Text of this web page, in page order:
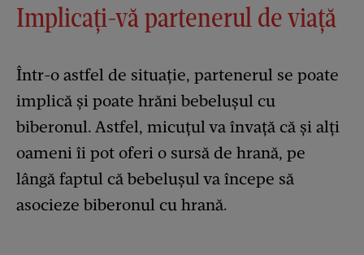
Implicați-vă partenerul de viață
Într-o astfel de situație, partenerul se poate
implică și poate hrăni bebelușul cu
biberonul. Astfel, micuțul va învață că și alți
oameni îi pot oferi o sursă de hrană, pe
lângă faptul că bebelușul va începe să
asocieze biberonul cu hrană.